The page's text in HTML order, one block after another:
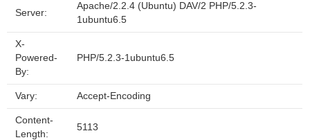
Server:
Apache/2.2.4 (Ubuntu) DAV/2 PHP/5.2.3-
1ubuntu6.5
X-
Powered-
By:
PHP/5.2.3-1ubuntu6.5
Vary: Accept-Encoding
Content-
Length:
5113